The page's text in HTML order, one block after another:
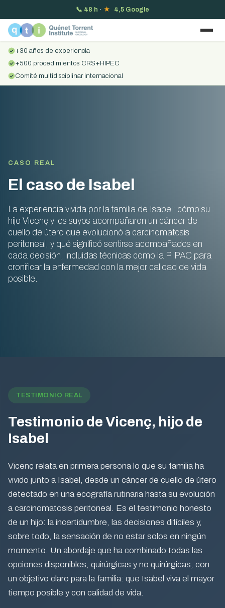
📞 48 h · ★ 4,5 Google
+30 años de experiencia
+500 procedimientos CRS+HIPEC
Comité multidisciplinar internacional
CASO REAL
El caso de Isabel
La experiencia vivida por la familia de Isabel: cómo su
hijo Vicenç y los suyos acompañaron un cáncer de
cuello de útero que evolucionó a carcinomatosis
peritoneal, y qué significó sentirse acompañados en
cada decisión, incluidas técnicas como la PIPAC para
cronificar la enfermedad con la mejor calidad de vida
posible.
TESTIMONIO REAL
Testimonio de Vicenç, hijo de
Isabel
Vicenç relata en primera persona lo que su familia ha
vivido junto a Isabel, desde un cáncer de cuello de útero
detectado en una ecografía rutinaria hasta su evolución
a carcinomatosis peritoneal. Es el testimonio honesto
de un hijo: la incertidumbre, las decisiones difíciles y,
sobre todo, la sensación de no estar solos en ningún
momento. Un abordaje que ha combinado todas las
opciones disponibles, quirúrgicas y no quirúrgicas, con
un objetivo claro para la familia: que Isabel viva el mayor
tiempo posible y con calidad de vida.